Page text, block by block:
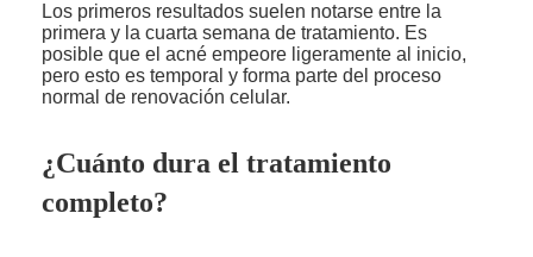
Los primeros resultados suelen notarse entre la
primera y la cuarta semana de tratamiento. Es
posible que el acné empeore ligeramente al inicio,
pero esto es temporal y forma parte del proceso
normal de renovación celular.
¿Cuánto dura el tratamiento
completo?